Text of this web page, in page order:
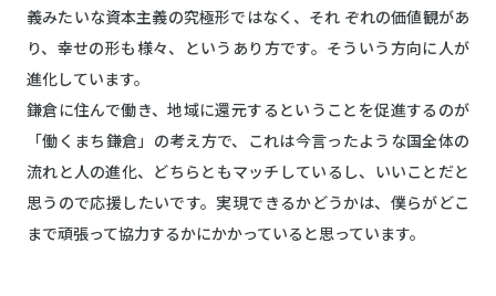
義みたいな資本主義の究極形ではなく、それ ぞれの価値観があ
り、幸せの形も様々、というあり方です。そういう方向に人が
進化しています。
鎌倉に住んで働き、地域に還元するということを促進するのが
「働くまち鎌倉」の考え方で、これは今言ったような国全体の
流れと人の進化、どちらともマッチしているし、いいことだと
思うので応援したいです。実現できるかどうかは、僕らがどこ
まで頑張って協力するかにかかっていると思っています。